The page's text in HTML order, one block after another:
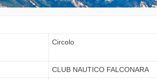
Circolo
CLUB NAUTICO FALCONARA